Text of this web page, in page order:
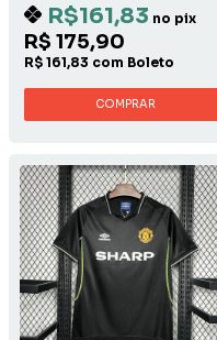
R$161,83 no pix
R$ 175,90
R$ 161,83 com Boleto
COMPRAR